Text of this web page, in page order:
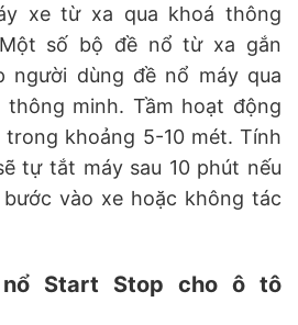
xe từ xa qua khoá thông
số bộ đề nổ từ xa gắn
người dùng đề nổ máy qua
minh. Tầm hoạt động
khoảng 5-10 mét. Tính
tự tắt máy sau 10 phút nếu
vào xe hoặc không tác
Start Stop cho ô tô